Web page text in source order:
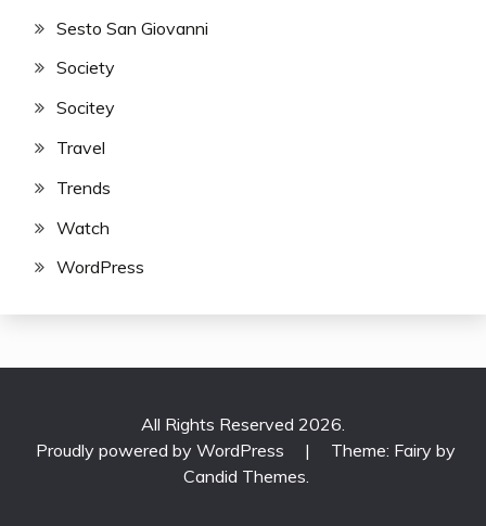
Sesto San Giovanni
Society
Socitey
Travel
Trends
Watch
WordPress
All Rights Reserved 2026.
Proudly powered by WordPress
|
Theme: Fairy by
Candid Themes.